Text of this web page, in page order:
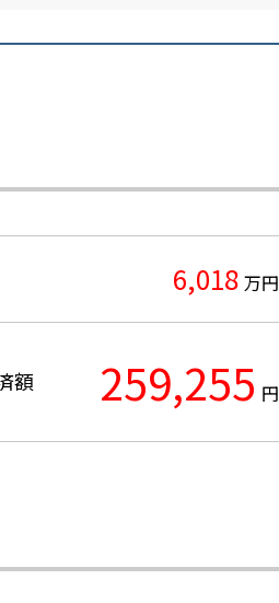
6,018 万円
額 259,255 円